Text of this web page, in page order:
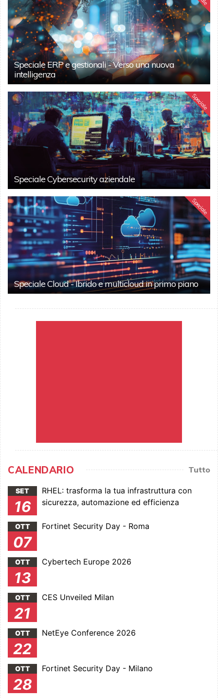
Speciale ERP e gestionali - Verso una nuova
intelligenza
Speciale
Speciale Cybersecurity aziendale
Speciale
Speciale Cloud - Ibrido e multicloud in primo piano
CALENDARIO Tutto
SET
16
RHEL: trasforma la tua infrastruttura con
sicurezza, automazione ed efficienza
OTT
07
Fortinet Security Day - Roma
OTT
13
Cybertech Europe 2026
OTT
21
CES Unveiled Milan
OTT
22
NetEye Conference 2026
OTT
28
Fortinet Security Day - Milano